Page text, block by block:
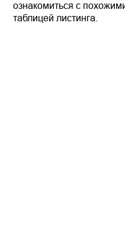
ознакомиться с
таблицей листинга.